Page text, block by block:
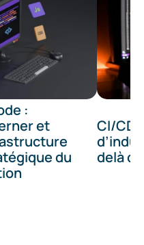
:
et
du
CI/CD
delà